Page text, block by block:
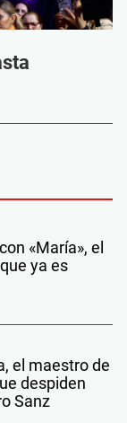
«María», el
ya es
el maestro de
despiden
Sanz